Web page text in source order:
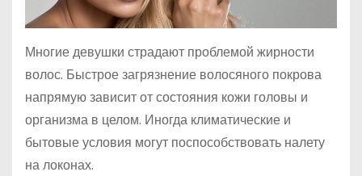
Многие девушки страдают проблемой жирности
волос. Быстрое загрязнение волосяного покрова
напрямую зависит от состояния кожи головы и
организма в целом. Иногда климатические и
бытовые условия могут поспособствовать налету
на локонах.